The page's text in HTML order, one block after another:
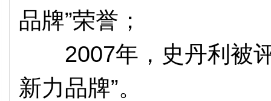
品牌”荣誉；
2007年，史丹利被评
新力品牌”。